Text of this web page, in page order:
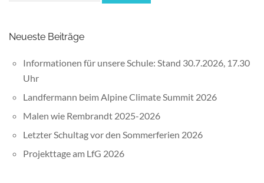
Neueste Beiträge
Informationen für unsere Schule: Stand 30.7.2026, 17.30
Uhr
Landfermann beim Alpine Climate Summit 2026
Malen wie Rembrandt 2025-2026
Letzter Schultag vor den Sommerferien 2026
Projekttage am LfG 2026